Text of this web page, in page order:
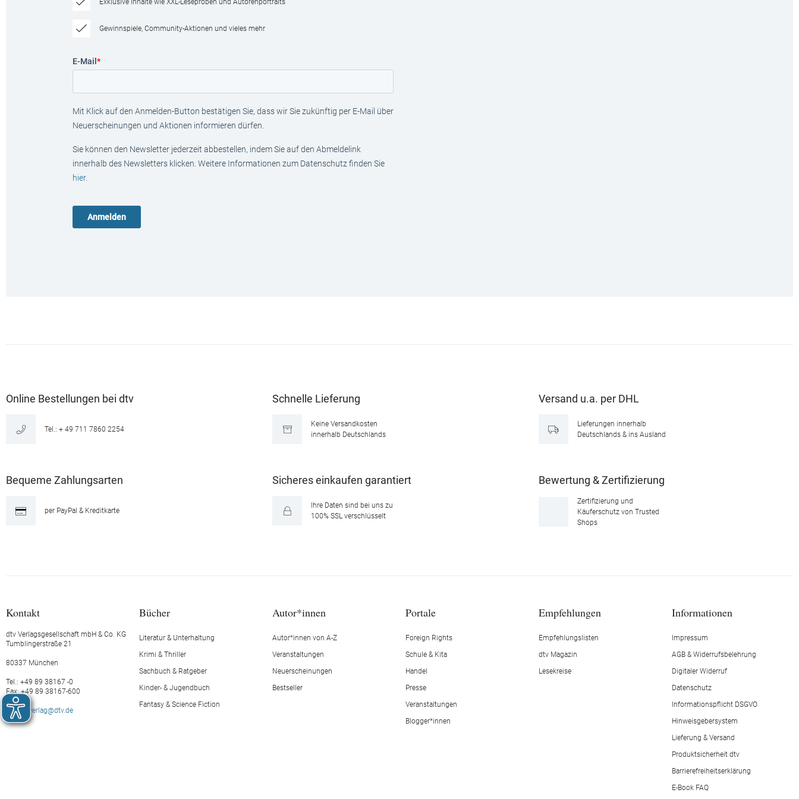
Exklusive Inhalte wie XXL-Leseproben und Autorenportraits
Gewinnspiele, Community-Aktionen und vieles mehr
E-Mail *
Mit Klick auf den Anmelden-Button bestätigen Sie, dass wir Sie zukünftig per E-Mail über
Neuerscheinungen und Aktionen informieren dürfen.
Sie können den Newsletter jederzeit abbestellen, indem Sie auf den Abmeldelink
innerhalb des Newsletters klicken. Weitere Informationen zum Datenschutz finden Sie
hier.
Online Bestellungen bei dtv
Tel.: + 49 711 7860 2254
Schnelle Lieferung
Keine Versandkosten
innerhalb Deutschlands
Versand u.a. per DHL
Lieferungen innerhalb
Deutschlands & ins Ausland
Bequeme Zahlungsarten
per PayPal & Kreditkarte
Sicheres einkaufen garantiert
Ihre Daten sind bei uns zu
100% SSL verschlüsselt
Bewertung & Zertifizierung
Zertifizierung und
Käuferschutz von Trusted
Shops
Kontakt
dtv Verlagsgesellschaft mbH & Co. KG
Tumblingerstraße 21
80337 München
Tel.: +49 89 38167 -0
Fax: +49 89 38167-600
E-Mail: verlag@dtv.de
Bücher
Literatur & Unterhaltung
Krimi & Thriller
Sachbuch & Ratgeber
Kinder- & Jugendbuch
Fantasy & Science Fiction
Autor*innen
Autor*innen von A-Z
Veranstaltungen
Neuerscheinungen
Bestseller
Portale
Foreign Rights
Schule & Kita
Handel
Presse
Veranstaltungen
Blogger*innen
Empfehlungen
Empfehlungslisten
dtv Magazin
Lesekreise
Informationen
Impressum
AGB & Widerrufsbelehrung
Digitaler Widerruf
Datenschutz
Informationspflicht DSGVO
Hinweisgebersystem
Lieferung & Versand
Produktsicherheit dtv
Barrierefreiheitserklärung
E-Book FAQ